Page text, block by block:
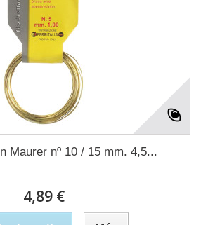
Maurer nº 10 / 15 mm. 4,5...
4,89 €